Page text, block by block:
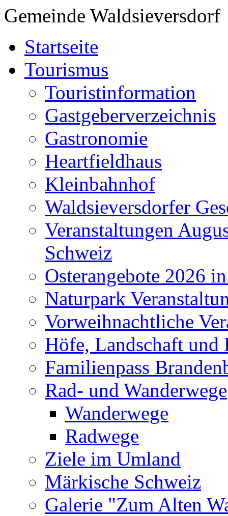
Gemeinde Waldsieversdorf
Startseite
Tourismus
Touristinformation
Gastgeberverzeichnis
Gastronomie
Heartfieldhaus
Kleinbahnhof
Waldsieversdorfer
Veranstaltungen
Schweiz
Osterangebote 2026
Naturpark
Vorweihnachtliche
Höfe, Landschaft und
Familienpass
Rad- und Wanderwege
Wanderwege
Radwege
Ziele im Umland
Märkische Schweiz
Galerie "Zum Alten